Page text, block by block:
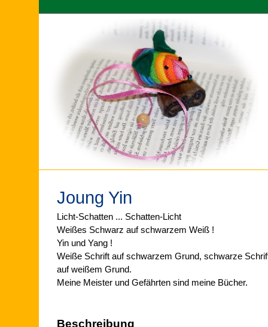
Joung Yin
Licht-Schatten ... Schatten-Licht
Weißes Schwarz auf schwarzem Weiß !
Yin und Yang !
Weiße Schrift auf schwarzem Grund, schwarze
auf weißem Grund.
Meine Meister und Gefährten sind meine Bücher.
Beschreibung